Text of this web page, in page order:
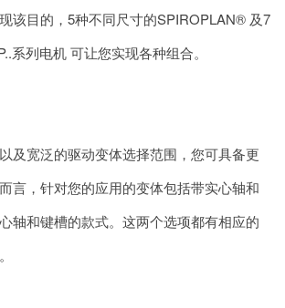
该目的，5种不同尺寸的SPIROPLAN® 及7
系列电机 可让您实现各种组合。
及宽泛的驱动变体选择范围，您可具备更
言，针对您的应用的变体包括带实心轴和
轴和键槽的款式。这两个选项都有相应的